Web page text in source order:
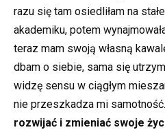
razu się tam osiedliłam na
akademiku, potem
teraz mam swoją własną
dbam o siebie, sama się
widzę sensu w ciągłym
nie przeszkadza mi samotność.
rozwijać i zmieniać swoje